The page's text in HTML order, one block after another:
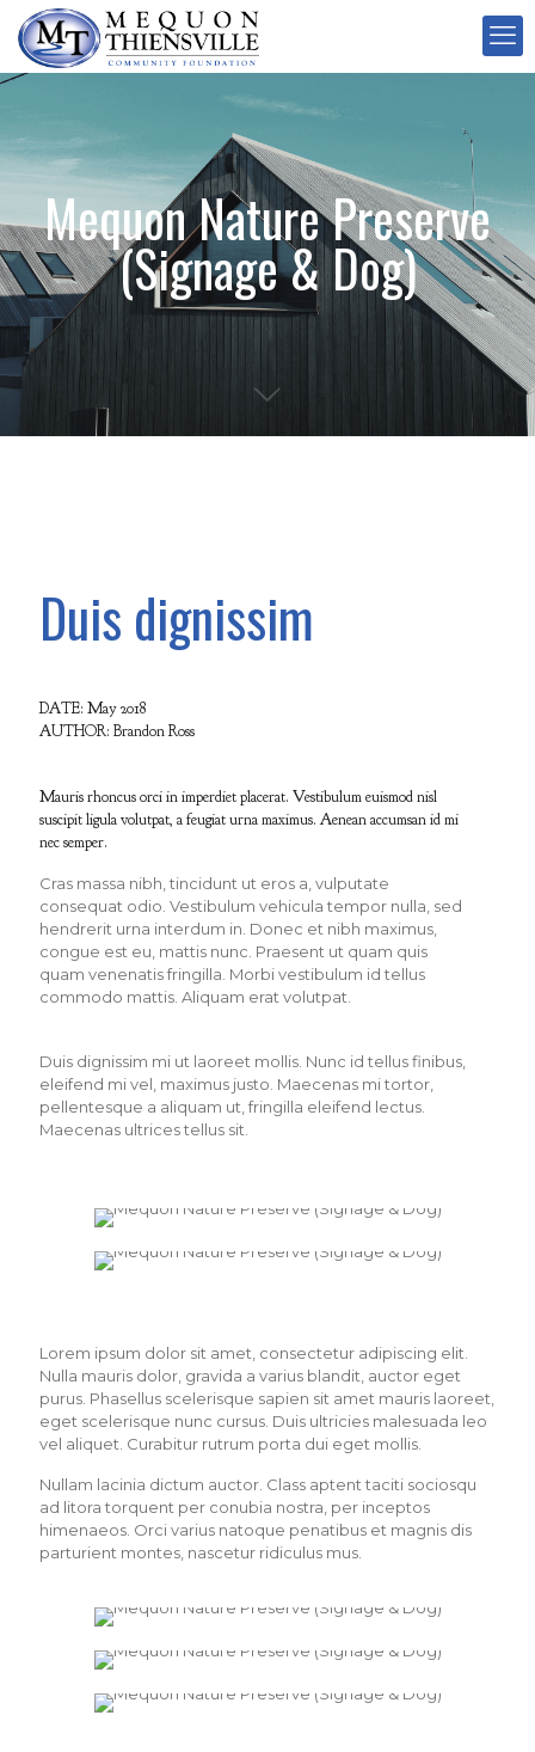
Mequon Nature Preserve
(Signage & Dog)
Duis dignissim
DATE: May 2018
AUTHOR: Brandon Ross
Mauris rhoncus orci in imperdiet placerat. Vestibulum euismod nisl
suscipit ligula volutpat, a feugiat urna maximus. Aenean accumsan id mi
nec semper.
Cras massa nibh, tincidunt ut eros a, vulputate
consequat odio. Vestibulum vehicula tempor nulla, sed
hendrerit urna interdum in. Donec et nibh maximus,
congue est eu, mattis nunc. Praesent ut quam quis
quam venenatis fringilla. Morbi vestibulum id tellus
commodo mattis. Aliquam erat volutpat.
Duis dignissim mi ut laoreet mollis. Nunc id tellus finibus,
eleifend mi vel, maximus justo. Maecenas mi tortor,
pellentesque a aliquam ut, fringilla eleifend lectus.
Maecenas ultrices tellus sit.
Lorem ipsum dolor sit amet, consectetur adipiscing elit.
Nulla mauris dolor, gravida a varius blandit, auctor eget
purus. Phasellus scelerisque sapien sit amet mauris laoreet,
eget scelerisque nunc cursus. Duis ultricies malesuada leo
vel aliquet. Curabitur rutrum porta dui eget mollis.
Nullam lacinia dictum auctor. Class aptent taciti sociosqu
ad litora torquent per conubia nostra, per inceptos
himenaeos. Orci varius natoque penatibus et magnis dis
parturient montes, nascetur ridiculus mus.